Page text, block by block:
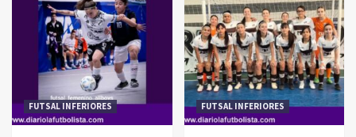
FUTSAL INFERIORES FUTSAL INFERIORES